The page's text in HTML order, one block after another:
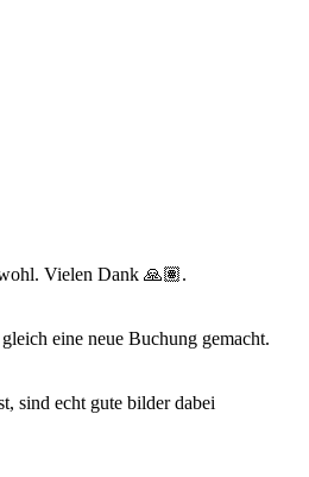
Vielen Dank 🙏🏽.
eine neue Buchung gemacht.
sind echt gute bilder dabei